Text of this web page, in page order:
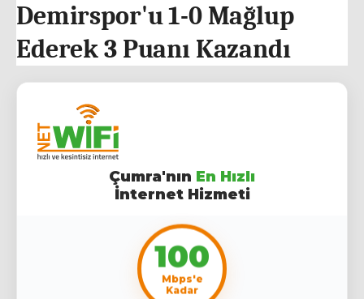
Demirspor'u 1-0 Mağlup
Ederek 3 Puanı Kazandı
Çumra'nın En Hızlı
İnternet Hizmeti
100
Mbps'e
Kadar